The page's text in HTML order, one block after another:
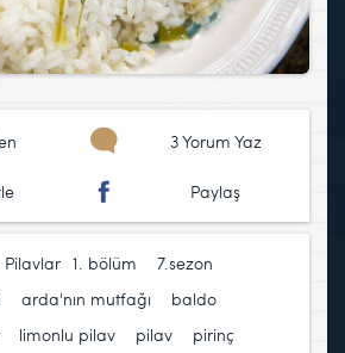
3 Yorum Yaz
Paylaş
1. bölüm 7.sezon
arda'nın mutfağı
baldo
limonlu pilav pilav pirinç